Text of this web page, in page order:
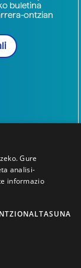
buletina
ontzian
Gure
analisi-
informazio